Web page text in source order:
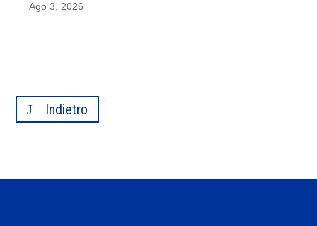
Ago 3, 2026
Indietro